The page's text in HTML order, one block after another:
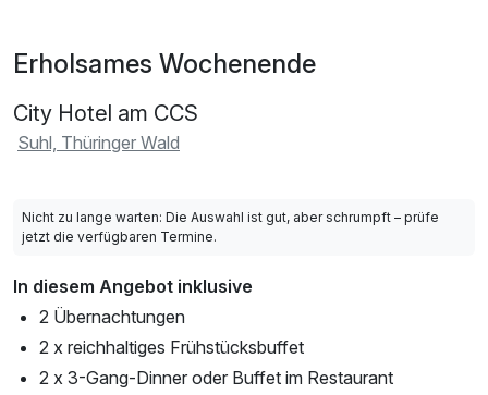
Erholsames Wochenende
City Hotel am CCS
Suhl, Thüringer Wald
Nicht zu lange warten: Die Auswahl ist gut, aber schrumpft – prüfe
jetzt die verfügbaren Termine.
In diesem Angebot inklusive
2 Übernachtungen
2 x reichhaltiges Frühstücksbuffet
2 x 3-Gang-Dinner oder Buffet im Restaurant